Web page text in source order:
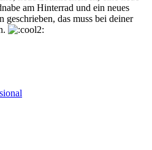
am Hinterrad und ein neues
das muss bei deiner